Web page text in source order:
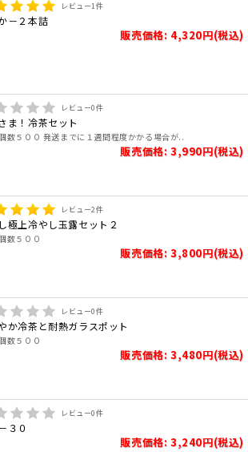
レビュー1件
－２本詰
販売価格: 4,320円(税込)
レビュー0件
ま！冷茶セット
数５００ 発送までに１週間程度かかる場合が..
販売価格: 3,990円(税込)
レビュー2件
極上冷やし玉露セット２
数５００
販売価格: 3,800円(税込)
レビュー0件
か冷茶と耐熱ガラスポット
数５００
販売価格: 3,480円(税込)
レビュー0件
３０
販売価格: 3,240円(税込)